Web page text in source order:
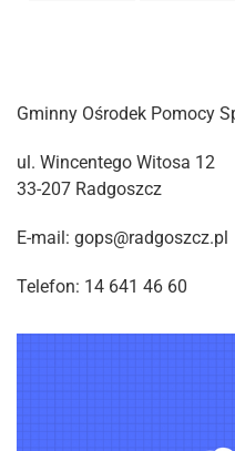
Gminny Ośrodek Pomocy
ul. Wincentego Witosa 12
33-207 Radgoszcz
E-mail: gops@radgoszcz.pl
Telefon: 14 641 46 60